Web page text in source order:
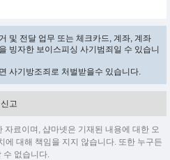
및 전달 업무 또는 체크카드, 계좌, 계좌
빙자한 보이스피싱 사기범죄일 수 있습니
사기방조죄로 처벌받을수 있습니다.
고
료이며, 샵마넷은 기재된 내용에 대한 오
에 대해 책임을 지지 않습니다. 또한 누구든
없습니다.